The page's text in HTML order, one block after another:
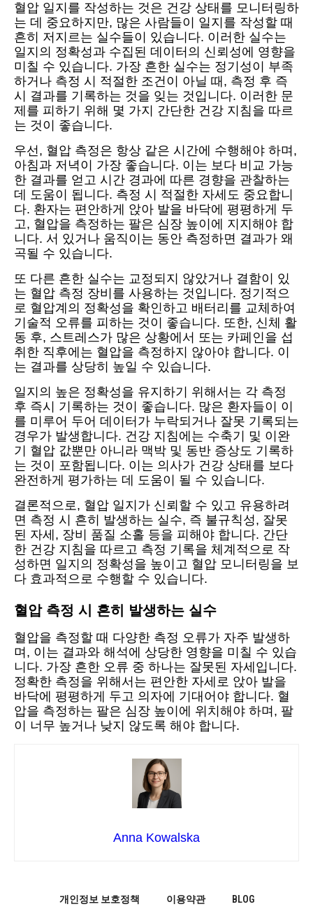
혈압 일지를 작성하는 것은 건강 상태를 모니터링하
는 데 중요하지만, 많은 사람들이 일지를 작성할 때
흔히 저지르는 실수들이 있습니다. 이러한 실수는
일지의 정확성과 수집된 데이터의 신뢰성에 영향을
미칠 수 있습니다. 가장 흔한 실수는 정기성이 부족
하거나 측정 시 적절한 조건이 아닐 때, 측정 후 즉
시 결과를 기록하는 것을 잊는 것입니다. 이러한 문
제를 피하기 위해 몇 가지 간단한 건강 지침을 따르
는 것이 좋습니다.
우선, 혈압 측정은 항상 같은 시간에 수행해야 하며,
아침과 저녁이 가장 좋습니다. 이는 보다 비교 가능
한 결과를 얻고 시간 경과에 따른 경향을 관찰하는
데 도움이 됩니다. 측정 시 적절한 자세도 중요합니
다. 환자는 편안하게 앉아 발을 바닥에 평평하게 두
고, 혈압을 측정하는 팔은 심장 높이에 지지해야 합
니다. 서 있거나 움직이는 동안 측정하면 결과가 왜
곡될 수 있습니다.
또 다른 흔한 실수는 교정되지 않았거나 결함이 있
는 혈압 측정 장비를 사용하는 것입니다. 정기적으
로 혈압계의 정확성을 확인하고 배터리를 교체하여
기술적 오류를 피하는 것이 좋습니다. 또한, 신체 활
동 후, 스트레스가 많은 상황에서 또는 카페인을 섭
취한 직후에는 혈압을 측정하지 않아야 합니다. 이
는 결과를 상당히 높일 수 있습니다.
일지의 높은 정확성을 유지하기 위해서는 각 측정
후 즉시 기록하는 것이 좋습니다. 많은 환자들이 이
를 미루어 두어 데이터가 누락되거나 잘못 기록되는
경우가 발생합니다. 건강 지침에는 수축기 및 이완
기 혈압 값뿐만 아니라 맥박 및 동반 증상도 기록하
는 것이 포함됩니다. 이는 의사가 건강 상태를 보다
완전하게 평가하는 데 도움이 될 수 있습니다.
결론적으로, 혈압 일지가 신뢰할 수 있고 유용하려
면 측정 시 흔히 발생하는 실수, 즉 불규칙성, 잘못
된 자세, 장비 품질 소홀 등을 피해야 합니다. 간단
한 건강 지침을 따르고 측정 기록을 체계적으로 작
성하면 일지의 정확성을 높이고 혈압 모니터링을 보
다 효과적으로 수행할 수 있습니다.
혈압 측정 시 흔히 발생하는 실수
혈압을 측정할 때 다양한 측정 오류가 자주 발생하
며, 이는 결과와 해석에 상당한 영향을 미칠 수 있습
니다. 가장 흔한 오류 중 하나는 잘못된 자세입니다.
정확한 측정을 위해서는 편안한 자세로 앉아 발을
바닥에 평평하게 두고 의자에 기대어야 합니다. 혈
압을 측정하는 팔은 심장 높이에 위치해야 하며, 팔
이 너무 높거나 낮지 않도록 해야 합니다.
Anna Kowalska
개인정보 보호정책 이용약관 BLOG